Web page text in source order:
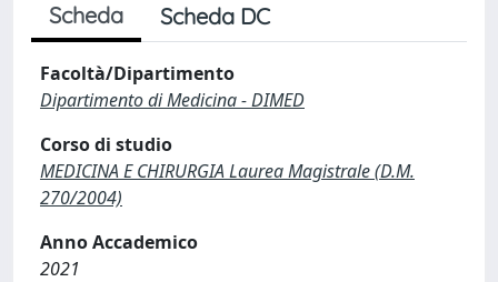
Scheda Scheda DC
Facoltà/Dipartimento
Dipartimento di Medicina - DIMED
Corso di studio
MEDICINA E CHIRURGIA Laurea Magistrale (D.M.
270/2004)
Anno Accademico
2021